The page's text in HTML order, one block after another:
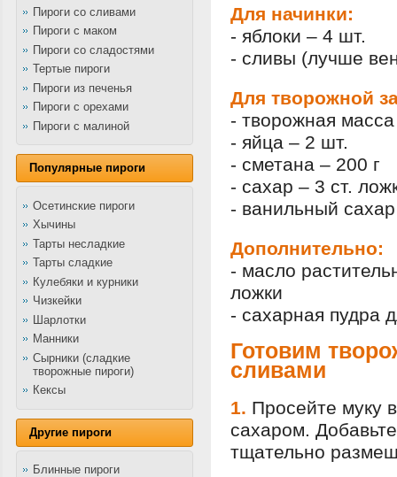
Пироги со сливами
Пироги с маком
Пироги со сладостями
Тертые пироги
Пироги из печенья
Пироги с орехами
Пироги с малиной
Популярные пироги
Осетинские пироги
Хычины
Тарты несладкие
Тарты сладкие
Кулебяки и курники
Чизкейки
Шарлотки
Манники
Сырники (сладкие
творожные пироги)
Кексы
Другие пироги
Блинные пироги
Для начинки:
- яблоки – 4 шт.
- сливы (лучше
Для творожной
- творожная
- яйца – 2 шт.
- сметана – 200 г
- сахар – 3 ст.
- ванильный сахар
Дополнительно:
- масло
ложки
- сахарная пудра
Готовим
сливами
1. Просейте муку
сахаром.
тщательно